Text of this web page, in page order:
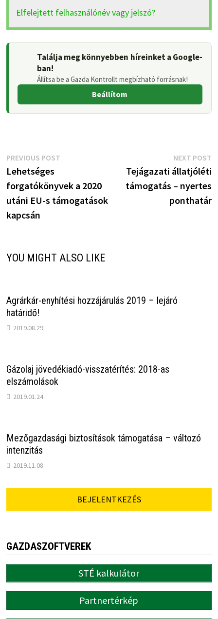
Elfelejtett felhasználónév vagy jelszó?
Találja meg könnyebben híreinket a Google-
ban!
Állítsa be a Gazda Kontrollt megbízható forrásnak!
Beállítom
Bejegyzés
navigáció
PREVIOUS POSTPrevious
Lehetséges
forgatókönyvek a 2020
utáni EU-s támogatások
kapcsán
NEXT POST
Tejágazati állatjóléti
támogatás – nyertes
ponthatár
YOU MIGHT ALSO LIKE
Agrárkár-enyhítési hozzájárulás 2019 – lejáró
határidő!
2019.08.29.
Gázolaj jövedékiadó-visszatérítés: 2018-as
elszámolások
2019.01.24.
Mezőgazdasági biztosítások támogatása – változó
intenzitás
2019.11.08.
BEJELENTKEZÉS
GAZDASZOFTVEREK
STÉ kalkulátor
Partnertérkép